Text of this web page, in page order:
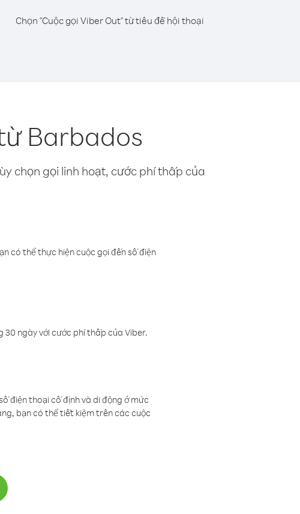
Chọn "Cuộc gọi Viber Out" từ tiêu đề hội thoại
Barbados
chọn gọi linh hoạt, cước phí thấp của
có thể thực hiện cuộc gọi đến số điện
ngày với cước phí thấp của Viber.
điện thoại cố định và di động ở mức
bạn có thể tiết kiệm trên các cuộc